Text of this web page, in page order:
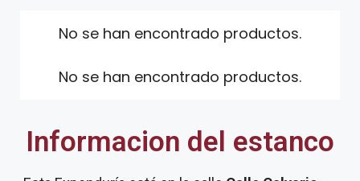
No se han encontrado productos.
No se han encontrado productos.
Informacion del estanco